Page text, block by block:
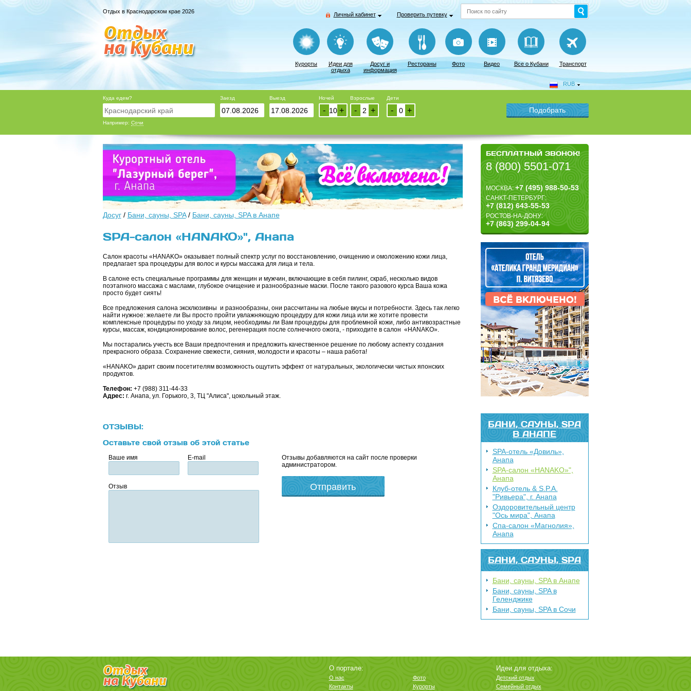
Отдых в Краснодарском крае 2026 Личный кабинет Проверить путевку
Курорты
Идеи для
отдыха
Досуг и
информация
Рестораны Фото Видео Все о Кубани Транспорт
RUB
Куда едем?
Например: Сочи
Заезд Выезд Ночей
+
-
Взрослые
+
-
Дети
+
-
БЕСПЛАТНЫЙ ЗВОНОК!
8 (800) 5501-071
МОСКВА:+7 (495) 988-50-53
САНКТ-ПЕТЕРБУРГ:
+7 (812) 643-55-53
РОСТОВ-НА-ДОНУ:
+7 (863) 299-04-94
БАНИ, САУНЫ, SPA
В АНАПЕ
SPA-отель «Довиль»,
Анапа
SPA-салон «HANAKO»",
Анапа
Клуб-отель & S.P.A.
"Ривьера", г. Анапа
Оздоровительный центр
"Ось мира", Анапа
Спа-салон «Магнолия»,
Анапа
БАНИ, САУНЫ, SPA
Бани, сауны, SPA в Анапе
Бани, сауны, SPA в
Геленджике
Бани, сауны, SPA в Сочи
Досуг/ Бани, сауны, SPA/ Бани, сауны, SPA в Анапе
SPA-салон «HANAKO»", Анапа
Салон красоты «HANAKO» оказывает полный спектр услуг по восстановлению, очищению и омоложению кожи лица,
предлагает spа процедуры для волос и курсы массажа для лица и тела.
В салоне есть специальные программы для женщин и мужчин, включающие в себя пилинг, скраб, несколько видов
поэтапного массажа с маслами, глубокое очищение и разнообразные маски. После такого разового курса Ваша кожа
просто будет сиять!
Все предложения салона эксклюзивны и разнообразны, они рассчитаны на любые вкусы и потребности. Здесь так легко
найти нужное: желаете ли Вы просто пройти увлажняющую процедуру для кожи лица или же хотите провести
комплексные процедуры по уходу за лицом, необходимы ли Вам процедуры для проблемной кожи, либо антивозрастные
курсы, массаж, кондиционирование волос, регенерация после солнечного ожога, - приходите в салон «HANAKO».
Мы постарались учесть все Ваши предпочтения и предложить качественное решение по любому аспекту создания
прекрасного образа. Сохранение свежести, сияния, молодости и красоты – наша работа!
«HANAKO» дарит своим посетителям возможность ощутить эффект от натуральных, экологически чистых японских
продуктов.
Телефон: +7 (988) 311-44-33
Адрес: г. Анапа, ул. Горького, 3, ТЦ "Алиса", цокольный этаж.
ОТЗЫВЫ:
Оставьте свой отзыв об этой статье
Ваше имя E-mail
Отзыв
Отзывы добавляются на сайт после проверки
администратором.
О портале:
О нас
Фото
Контакты
Курорты
Идеи для отдыха:
Детский отдых
Семейный отдых